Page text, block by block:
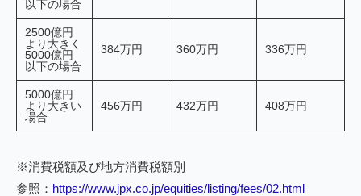
以下の場合
2500億円
より大きく
5000億円
以下の場合
384万円 360万円 336万円
5000億円
より大きい
場合
456万円 432万円 408万円
※消費税額及び地方消費税額別
参照： https://www.jpx.co.jp/equities/listing/fees/02.html